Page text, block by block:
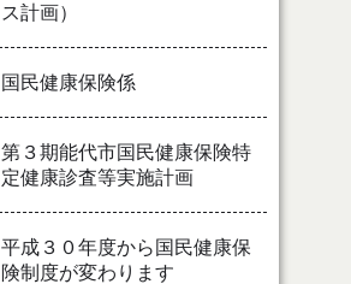
ス計画）
国民健康保険係
第３期能代市国民健康保険特
定健康診査等実施計画
平成３０年度から国民健康保
険制度が変わります